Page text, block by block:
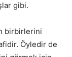
gibi.
birbirlerini
Öyledir de